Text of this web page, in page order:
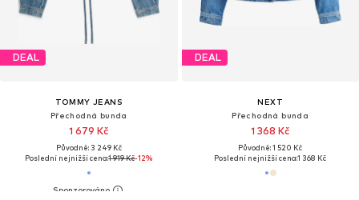
DEAL
TOMMY JEANS
Přechodná bunda
1 679 Kč
Původně: 3 249 Kč
Poslední nejnižší cena:1 919 Kč-12%
DEAL
NEXT
Přechodná bunda
1 368 Kč
Původně: 1 520 Kč
Poslední nejnižší cena:1 368 Kč